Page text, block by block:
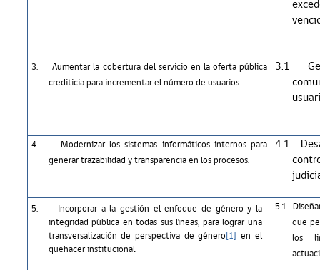
3.
Aumentar la cobertura del servicio en la oferta pública
crediticia para incrementar el número de usuarios.
3.1
4.
Modernizar los sistemas informáticos internos para
generar trazabilidad y transparencia en los procesos.
4.1
5.
Incorporar a la gestión el enfoque de género y la
integridad pública en todas sus líneas, para lograr una
transversalización de perspectiva de género[1] en el
quehacer institucional.
5.1
que
los